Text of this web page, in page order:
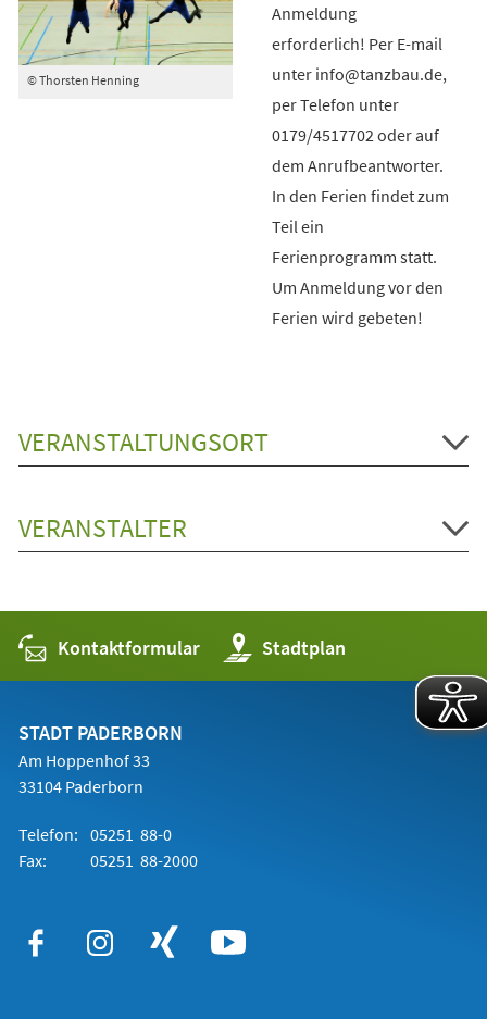
© Thorsten Henning
Anmeldung
erforderlich! Per E-mail
unter info@tanzbau.de,
per Telefon unter
0179/4517702 oder auf
dem Anrufbeantworter.
In den Ferien findet zum
Teil ein
Ferienprogramm statt.
Um Anmeldung vor den
Ferien wird gebeten!
VERANSTALTUNGSORT
VERANSTALTER
Kontaktformular Stadtplan
(Öffnet
in
einem
STADT PADERBORN
Am Hoppenhof 33
33104 Paderborn
Telefon: 05251 88-0
Fax:
05251 88-2000